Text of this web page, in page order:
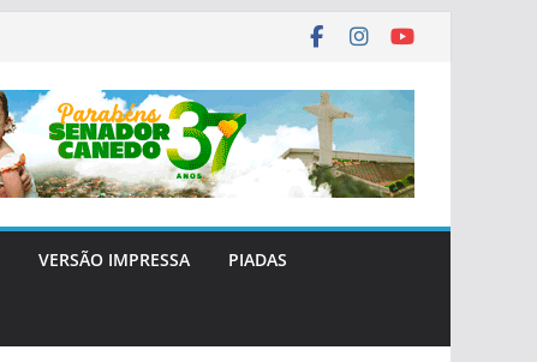
VERSÃO IMPRESSA PIADAS